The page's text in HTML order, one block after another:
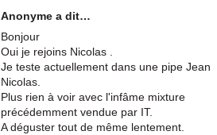
Anonyme a dit…
Bonjour
Oui je rejoins Nicolas .
Je teste actuellement dans une pipe Jean
Nicolas.
Plus rien à voir avec l'infâme mixture
précédemment vendue par IT.
A déguster tout de même lentement.